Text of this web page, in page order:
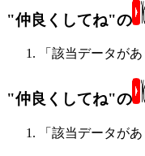
"仲良くしてね"の
「該当データがあ
"仲良くしてね"の
「該当データがあ